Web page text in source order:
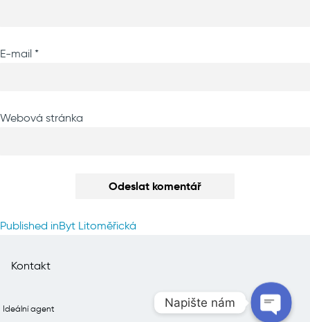
E-mail *
Webová stránka
Navigace
příspěvek
Published inByt Litoměřická
Kontakt
Ideální agent
Napište nám